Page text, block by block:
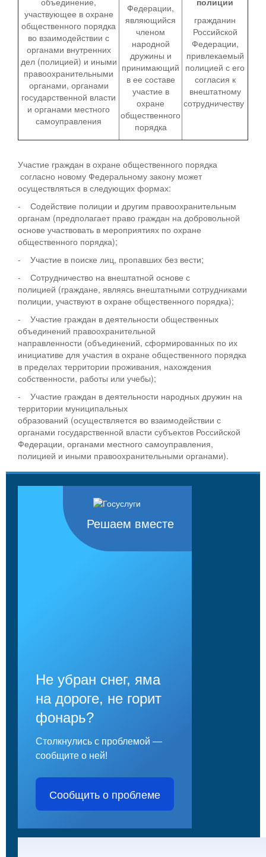
участвующее в охране
общественного порядка
во взаимодействии с
органами внутренних
дел (полицией) и иными
правоохранительными
органами, органами
государственной власти
и органами местного
самоуправления
Федерации,
являющийся
членом
народной
дружины и
принимающий
в ее составе
участие в
охране
общественного
порядка
гражданин
Российской
Федерации,
привлекаемый
полицией с его
согласия к
внештатному
сотрудничеству
Участие граждан в охране общественного порядка
согласно новому Федеральному закону может
осуществляться в следующих формах:
- Содействие полиции и другим правоохранительным
органам (предполагает право граждан на добровольной
основе участвовать в мероприятиях по охране
общественного порядка);
- Участие в поиске лиц, пропавших без вести;
- Сотрудничество на внештатной основе с
полицией (граждане, являясь внештатными сотрудниками
полиции, участвуют в охране общественного порядка);
- Участие граждан в деятельности общественных
объединений правоохранительной
направленности (объединений, сформированных по их
инициативе для участия в охране общественного порядка
в пределах территории проживания, нахождения
собственности, работы или учебы);
- Участие граждан в деятельности народных дружин на
территории муниципальных
образований (осуществляется во взаимодействии с
органами государственной власти субъектов Российской
Федерации, органами местного самоуправления,
полицией и иными правоохранительными органами).
Решаем вместе
Не убран снег, яма
на дороге, не горит
фонарь?
Столкнулись с проблемой —
сообщите о ней!
Сообщить о проблеме